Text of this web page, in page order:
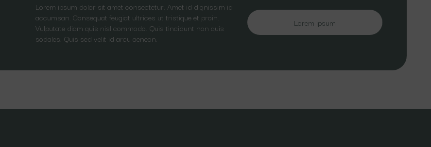
Lorem ipsum dolor sit amet consectetur. Amet id dignissim id
accumsan. Consequat feugiat ultrices ut tristique et proin.
Vulputate diam quis nisl commodo. Quis tincidunt non quis
sodales. Quis sed velit id arcu aenean.
Lorem ipsum